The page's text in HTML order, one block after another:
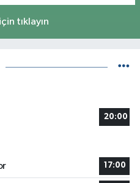
tıklayın
20:00
17:00